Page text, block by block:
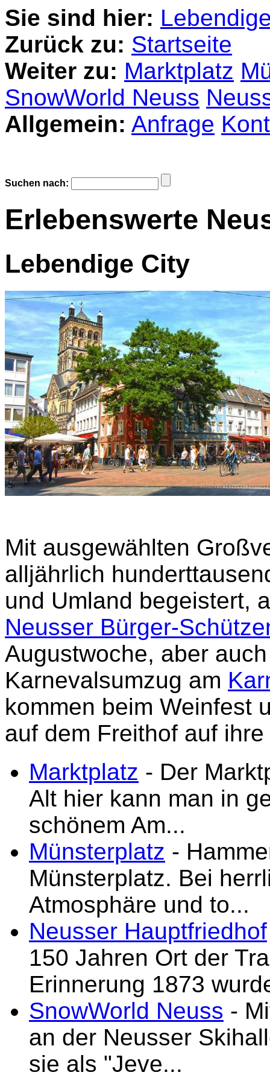
Sie sind hier:
Zurück zu: Startseite
Weiter zu: Marktplatz
SnowWorld Neuss
Allgemein: Anfrage
Suchen nach:
Erlebenswerte
Lebendige City
Mit ausgewählten
alljährlich
und Umland begeistert,
Neusser Bürger-
Augustwoche, aber
Karnevalsumzug am
kommen beim Weinfest
auf dem Freithof auf
Marktplatz - Der
Alt hier kann man in
schönem Am...
Münsterplatz -
Münsterplatz. Bei
Atmosphäre und to...
Neusser Hauptfriedhof
150 Jahren Ort der
Erinnerung 1873
SnowWorld Neuss -
an der Neusser
sie als "Jeve...